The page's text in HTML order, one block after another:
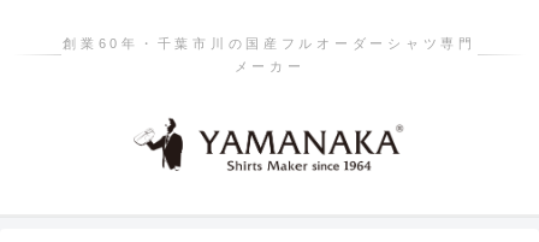
創業60年・千葉市川の国産フルオーダーシャツ専門
メーカー